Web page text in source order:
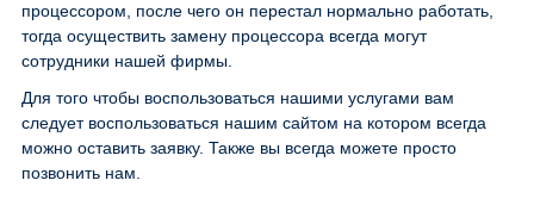
процессором, после чего он перестал нормально работать,
тогда осуществить замену процессора всегда могут
сотрудники нашей фирмы.
Для того чтобы воспользоваться нашими услугами вам
следует воспользоваться нашим сайтом на котором всегда
можно оставить заявку. Также вы всегда можете просто
позвонить нам.